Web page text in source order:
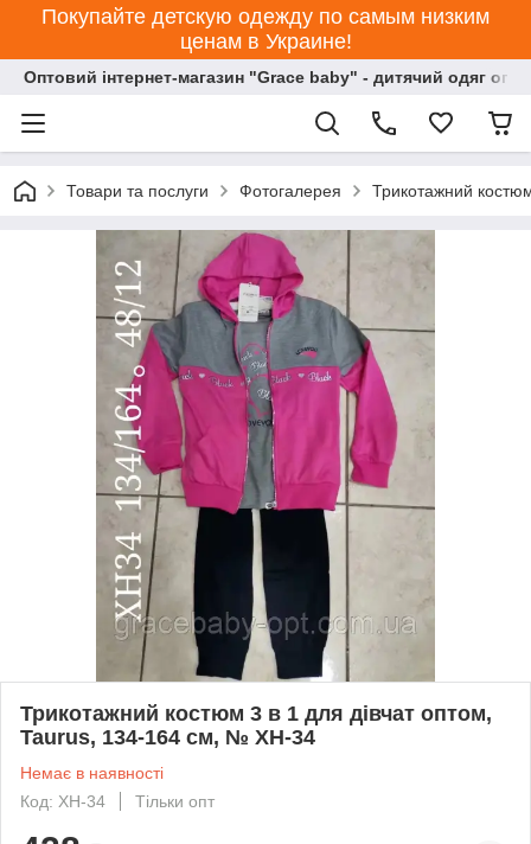
Покупайте детскую одежду по самым низким
ценам в Украине!
Оптовий інтернет-магазин "Grace baby" - дитячий одяг
Товари та послуги Фотогалерея Трикотажний
Трикотажний костюм 3 в 1 для дівчат оптом,
Taurus, 134-164 см, № XH-34
Немає в наявності
Код: XH-34
Тільки опт